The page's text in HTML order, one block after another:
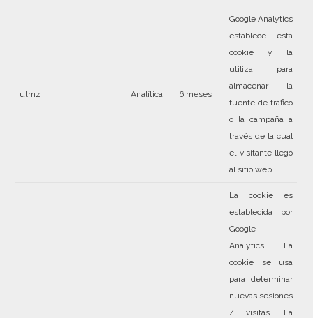
utmz Analítica 6 meses
Google Analytics
establece esta
cookie y la
utiliza para
almacenar la
fuente de tráfico
o la campaña a
través de la cual
el visitante llegó
al sitio web.
La cookie es
establecida por
Google
Analytics. La
cookie se usa
para determinar
nuevas sesiones
/ visitas. La